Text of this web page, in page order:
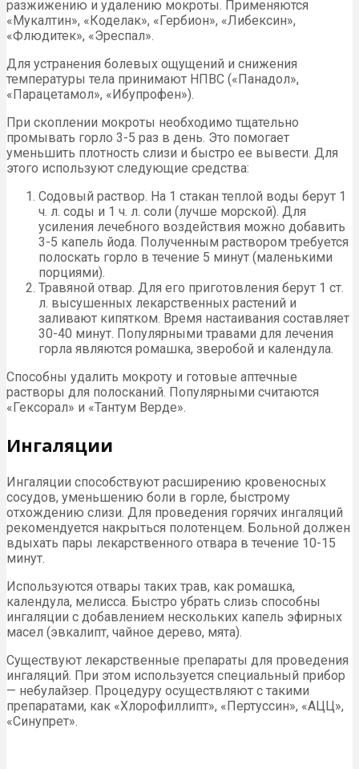
разжижению и удалению мокроты. Применяются
«Мукалтин», «Коделак», «Гербион», «Либексин»,
«Флюдитек», «Эреспал».
Для устранения болевых ощущений и снижения
температуры тела принимают НПВС («Панадол»,
«Парацетамол», «Ибупрофен»).
При скоплении мокроты необходимо тщательно
промывать горло 3-5 раз в день. Это помогает
уменьшить плотность слизи и быстро ее вывести. Для
этого используют следующие средства:
Содовый раствор. На 1 стакан теплой воды берут 1
ч. л. соды и 1 ч. л. соли (лучше морской). Для
усиления лечебного воздействия можно добавить
3-5 капель йода. Полученным раствором требуется
полоскать горло в течение 5 минут (маленькими
порциями).
Травяной отвар. Для его приготовления берут 1 ст.
л. высушенных лекарственных растений и
заливают кипятком. Время настаивания составляет
30-40 минут. Популярными травами для лечения
горла являются ромашка, зверобой и календула.
Способны удалить мокроту и готовые аптечные
растворы для полосканий. Популярными считаются
«Гексорал» и «Тантум Верде».
Ингаляции
Ингаляции способствуют расширению кровеносных
сосудов, уменьшению боли в горле, быстрому
отхождению слизи. Для проведения горячих ингаляций
рекомендуется накрыться полотенцем. Больной должен
вдыхать пары лекарственного отвара в течение 10-15
минут.
Используются отвары таких трав, как ромашка,
календула, мелисса. Быстро убрать слизь способны
ингаляции с добавлением нескольких капель эфирных
масел (эвкалипт, чайное дерево, мята).
Существуют лекарственные препараты для проведения
ингаляций. При этом используется специальный прибор
— небулайзер. Процедуру осуществляют с такими
препаратами, как «Хлорофиллипт», «Пертуссин», «АЦЦ»,
«Синупрет».